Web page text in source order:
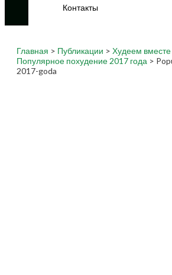
Контакты
Главная > Публикации > Худеем вместе
Популярное похудение 2017 года >
2017-goda